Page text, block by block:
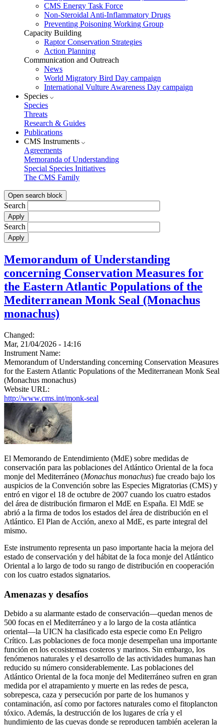
CMS Energy Task Force
Non-Steroidal Anti-Inflammatory Drugs
Preventing Poisoning Working Group
Capacity Building
Raptor Conservation Strategies
Action Planning
Communication and Outreach
News
World Migratory Bird Day campaign
International Vulture Awareness Day campaign
Species
Species
Threats
Research & Guides
Publications
CMS Instruments
Agreements
Memoranda of Understanding
Special Species Initiatives
The CMS Family
Open search block
Search
Search
Memorandum of Understanding
concerning Conservation Measures for
the Eastern Atlantic Populations of the
Mediterranean Monk Seal (Monachus
monachus)
Changed:
Mar, 21/04/2026 - 14:16
Instrument Name:
Memorandum of Understanding concerning Conservation Measures
for the Eastern Atlantic Populations of the Mediterranean Monk Seal
(Monachus monachus)
Website URL:
http://www.cms.int/monk-seal
El Memorando de Entendimiento (MdE) sobre medidas de
conservación para las poblaciones del Atlántico Oriental de la foca
monje del Mediterráneo (Monachus monachus) fue creado bajo los
auspicios de la Convención sobre las Especies Migratorias (CMS) y
entró en vigor el 18 de octubre de 2007 cuando los cuatro estados
del área de distribución firmaron el MdE en España. El MdE se
abrió a la firma de todos los estados del área de distribución en el
Atlántico. El Plan de Acción, anexo al MdE, es parte integral del
mismo.
Este instrumento representa un paso importante hacia la mejora del
estado de conservación y del hábitat de la foca monje del Atlántico
Oriental a lo largo de todo su rango de distribución en cooperación
con los cuatro estados signatarios.
Amenazas y desafíos
Debido a su alarmante estado de conservación—quedan menos de
500 focas en el Mediterráneo y a lo largo de la costa atlántica
oriental—la UICN ha clasificado esta especie como En Peligro
Crítico. Las poblaciones de foca monje desempeñan una importante
función en los ecosistemas costeros y marinos. Sin embargo, los
fenómenos naturales y el desarrollo de las actividades humanas han
reducido su número considerablemente. Las poblaciones del
Atlántico Oriental de la foca monje del Mediterráneo sufren en gran
medida por el atrapamiento y muerte en las redes de pesca,
sobrepesca, caza y persecución por parte de los humanos y
contaminación, así como por factores naturales como el fitoplancton
tóxico. Además, la destrucción de los lugares de cría y el
hundimiento de las cuevas donde se reproducen también aceleran la